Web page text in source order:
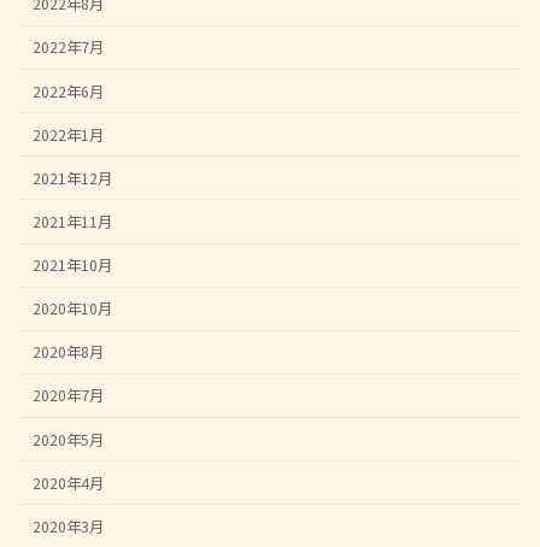
2022年7月
2022年6月
2022年1月
2021年12月
2021年11月
2021年10月
2020年10月
2020年8月
2020年7月
2020年5月
2020年4月
2020年3月